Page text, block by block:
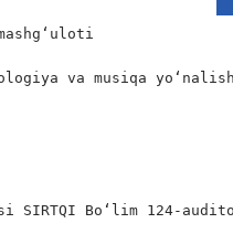
va musiqa
SIRTQI Bo‘lim 124-